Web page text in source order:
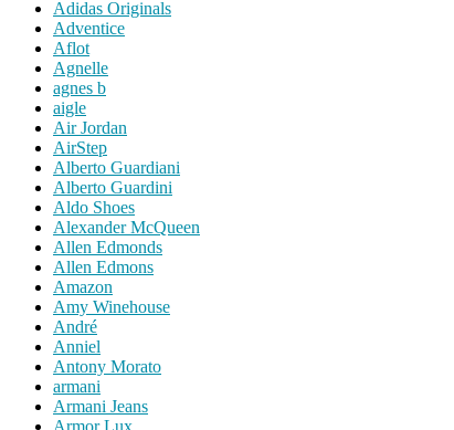
Adidas Originals
Adventice
Aflot
Agnelle
agnes b
aigle
Air Jordan
AirStep
Alberto Guardiani
Alberto Guardini
Aldo Shoes
Alexander McQueen
Allen Edmonds
Allen Edmons
Amazon
Amy Winehouse
André
Anniel
Antony Morato
armani
Armani Jeans
Armor Lux